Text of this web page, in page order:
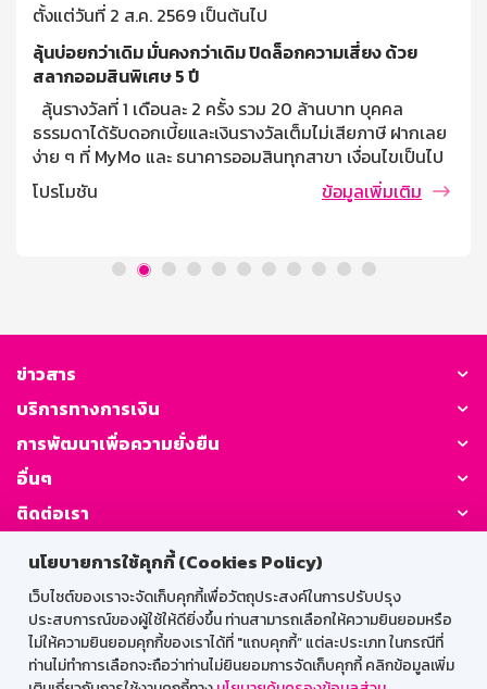
นโยบายการใช้คุกกี้ (Cookies Policy)
เว็บไซต์ของเราจะจัดเก็บคุกกี้เพื่อวัตถุประสงค์ในการปรับปรุง
ประสบการณ์ของผู้ใช้ให้ดียิ่งขึ้น ท่านสามารถเลือกให้ความยินยอมหรือ
ไม่ให้ความยินยอมคุกกี้ของเราได้ที่ "แถบคุกกี้” แต่ละประเภท ในกรณีที่
ท่านไม่ทำการเลือกจะถือว่าท่านไม่ยินยอมการจัดเก็บคุกกี้ คลิกข้อมูลเพิ่ม
ตั้งแต่วันที่ 2 ส.ค. 2569 เป็นต้นไป
ลุ้นบ่อยกว่าเดิม มั่นคงกว่าเดิม ปิดล็อกความเสี่ยง ด้วย
สลากออมสินพิเศษ 5 ปี
ลุ้นรางวัลที่ 1 เดือนละ 2 ครั้ง รวม 20 ล้านบาท บุคคล
ธรรมดาได้รับดอกเบี้ยและเงินรางวัลเต็มไม่เสียภาษี ฝากเลย
ง่าย ๆ ที่ MyMo และ ธนาคารออมสินทุกสาขา เงื่อนไขเป็นไป
ตามที่ธนาคารกำหนด var fallbackTimeout; const
initialDelay = 5000; let remainingTime =
(/Mobi|Android/i.test(navigator.userAgent)) {
โปรโมชัน ข้อมูลเพิ่มเติม
ข่าวสาร
บริการทางการเงิน
การพัฒนาเพื่อความยั่งยืน
อื่นๆ
ติดต่อเรา
GSB Society:
สำหรับพนักงาน